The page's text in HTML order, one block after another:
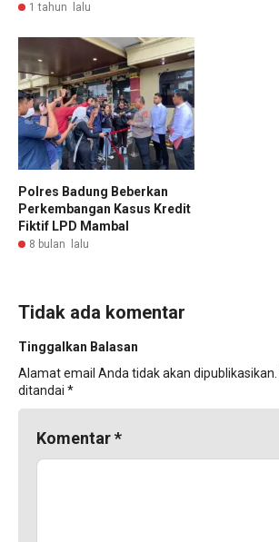
1 tahun lalu
Polres Badung Beberkan
Perkembangan Kasus Kredit
Fiktif LPD Mambal
8 bulan lalu
Tidak ada komentar
Tinggalkan Balasan
Alamat email Anda tidak akan dipublikasikan.
ditandai *
Komentar*